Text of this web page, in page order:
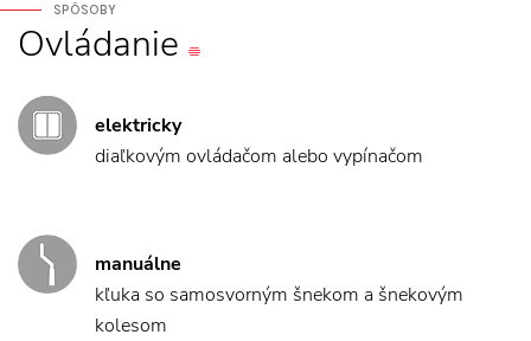
SPÔSOBY
Ovládanie
elektricky
diaľkovým ovládačom alebo vypínačom
manuálne
kľuka so samosvorným šnekom a šnekovým
kolesom